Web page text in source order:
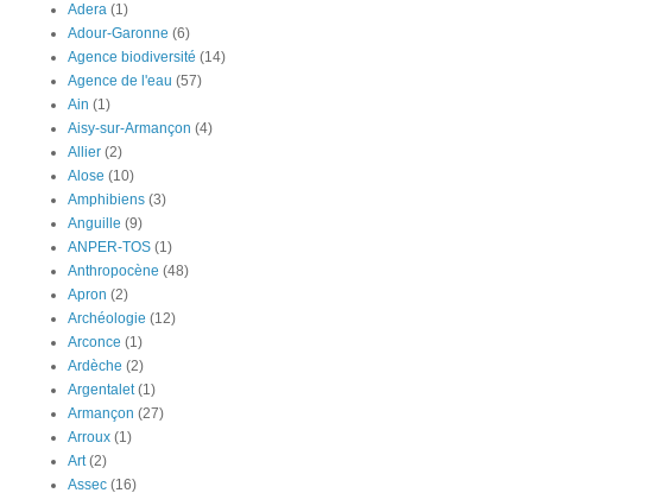
Adera (1)
Adour-Garonne (6)
Agence biodiversité (14)
Agence de l'eau (57)
Ain (1)
Aisy-sur-Armançon (4)
Allier (2)
Alose (10)
Amphibiens (3)
Anguille (9)
ANPER-TOS (1)
Anthropocène (48)
Apron (2)
Archéologie (12)
Arconce (1)
Ardèche (2)
Argentalet (1)
Armançon (27)
Arroux (1)
Art (2)
Assec (16)